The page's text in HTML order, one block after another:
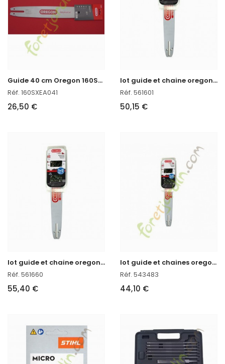
G
uide 40 cm Oregon 160SXEA041
Réf. 160SXEA041
26,50 €
l
ot guide et chaine oregon réf : 561601 en stock
Réf. 561601
50,15 €
l
ot guide et chaine oregon 160sxea041
Réf. 561660
55,40 €
l
ot guide et chaines oregon réf : 543483 en stock
Réf. 543483
44,10 €